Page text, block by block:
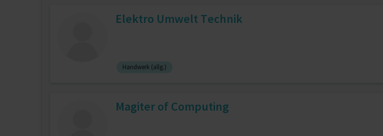
Elektro Umwelt Technik
Handwerk (allg.)
Magiter of Computing